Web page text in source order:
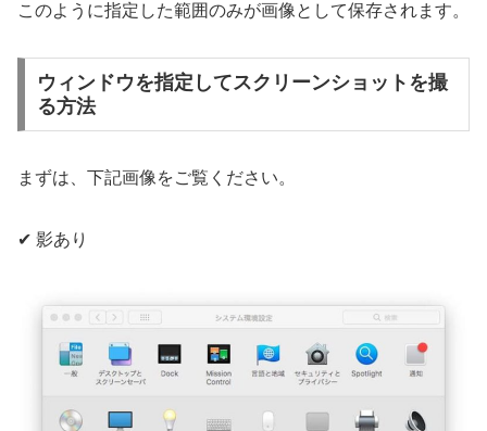
このように指定した範囲のみが画像として保存されます。
ウィンドウを指定してスクリーンショットを撮
る方法
まずは、下記画像をご覧ください。
✔ 影あり